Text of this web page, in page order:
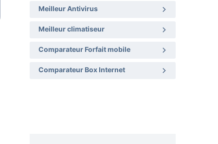
Meilleur Antivirus
Meilleur climatiseur
Comparateur Forfait mobile
Comparateur Box Internet